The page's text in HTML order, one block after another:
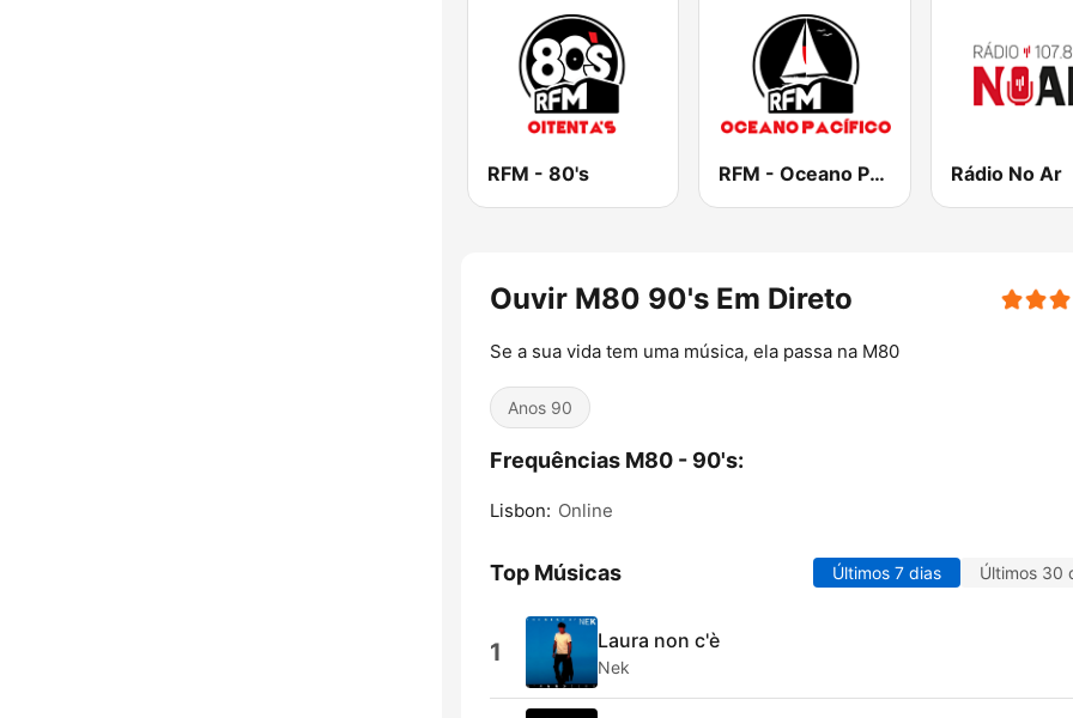
RFM - 80's RFM - Oceano Pacífico Online Rádio No Ar
Ouvir M80 90's Em Direto
Se a sua vida tem uma música, ela passa na M80
Anos 90
Frequências M80 - 90's:
Lisbon: Online
Top Músicas Últimos 7 dias Últimos 30
1 Laura non c'è
Nek